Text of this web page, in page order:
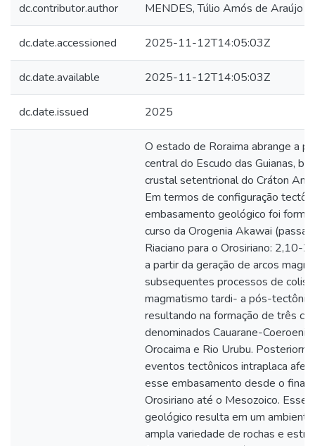
dc.contributor.author MENDES, Túlio Amós de Araújo
dc.date.accessioned 2025-11-12T14:05:03Z
dc.date.available 2025-11-12T14:05:03Z
dc.date.issued 2025
O estado de Roraima abrange a
central do Escudo das Guianas,
crustal setentrional do Cráton
Em termos de configuração
embasamento geológico foi
curso da Orogenia Akawai
Riaciano para o Orosiriano: 2,10-
a partir da geração de arcos
subsequentes processos de
magmatismo tardi- a pós-
resultando na formação de três
denominados Cauarane-Coeroeni,
Orocaima e Rio Urubu.
eventos tectônicos intraplaca
esse embasamento desde o final
Orosiriano até o Mesozoico. Esse
geológico resulta em um
ampla variedade de rochas e